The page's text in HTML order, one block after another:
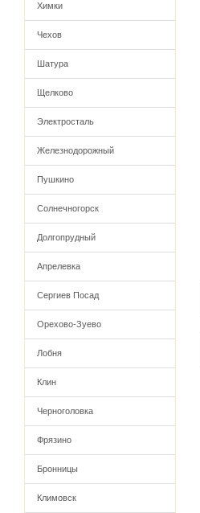
Химки
Чехов
Шатура
Щелково
Электросталь
Железнодорожный
Пушкино
Солнечногорск
Долгопрудный
Апрелевка
Сергиев Посад
Орехово-Зуево
Лобня
Клин
Черноголовка
Фрязино
Бронницы
Климовск